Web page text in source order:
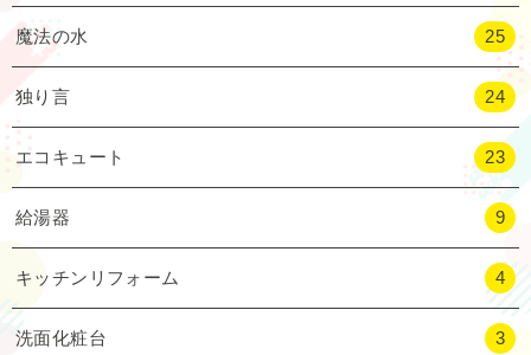
魔法の水 25
独り言 24
エコキュート 23
給湯器 9
キッチンリフォーム 4
洗面化粧台 3